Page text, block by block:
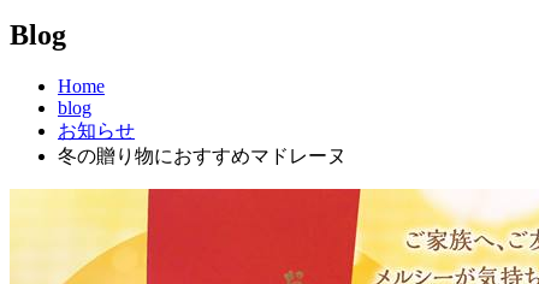
Blog
Home
blog
お知らせ
冬の贈り物におすすめマドレーヌ